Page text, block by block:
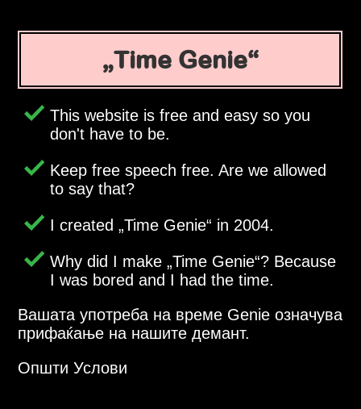
Time Genie
This website is free and easy so you
don't have to be.
Keep free speech free. Are we allowed
to say that?
I created Time Genie in 2004.
Why did I make Time Genie ? Because
I was bored and I had the time.
Вашата употреба на време Genie означува
прифаќање на нашите демант.
Општи Услови